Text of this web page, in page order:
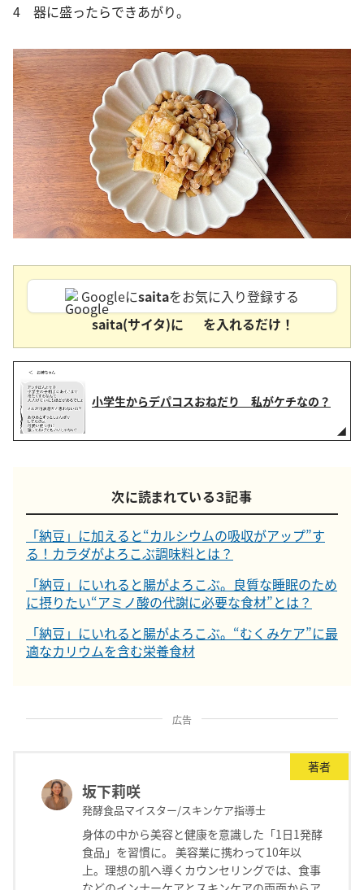
4 器に盛ったらできあがり。
Googleにsaitaをお気に入り登録する
saita(サイタ)に
を入れるだけ！
小学生からデパコスおねだり 私がケチなの？
次に読まれている３記事
「納豆」に加えると“カルシウムの吸収がアップ”す
る！カラダがよろこぶ調味料とは？
「納豆」にいれると腸がよろこぶ。良質な睡眠のため
に摂りたい“アミノ酸の代謝に必要な食材”とは？
「納豆」にいれると腸がよろこぶ。“むくみケア”に最
適なカリウムを含む栄養食材
広告
著者
坂下莉咲
発酵食品マイスター/スキンケア指導士
身体の中から美容と健康を意識した「1日1発酵
食品」を習慣に。 美容業に携わって10年以
上。理想の肌へ導くカウンセリングでは、食事